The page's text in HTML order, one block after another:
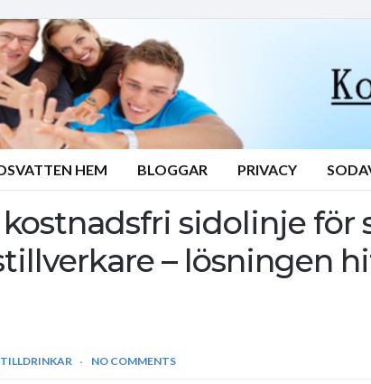
HEM BLOGGAR PRIVACY
sidolinje för
– lösningen
NO COMMENTS